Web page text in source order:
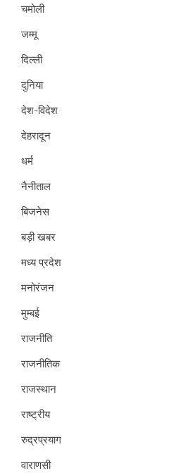
चमोली
जम्मू
दिल्ली
दुनिया
देश-विदेश
देहरादून
धर्म
नैनीताल
बिजनेस
बड़ी खबर
मध्य प्रदेश
मनोरंजन
मुम्बई
राजनीति
राजनीतिक
राजस्थान
राष्ट्रीय
रुद्रप्रयाग
वाराणसी